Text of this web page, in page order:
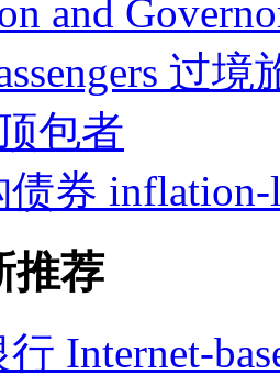
and
过境
包者
券 inflation-
推荐
Internet-